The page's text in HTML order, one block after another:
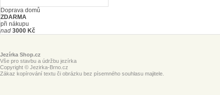
Doprava domů
ZDARMA
při nákupu
nad 3000 Kč
Jezírka Shop.cz
Vše pro stavbu a údržbu jezírka
Copyright © Jezirka-Brno.cz
Zákaz kopírování textu či obrázku bez písemného souhlasu majitele.